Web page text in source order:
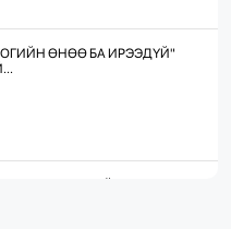
ӨНӨӨ БА ИРЭЭДҮЙ"